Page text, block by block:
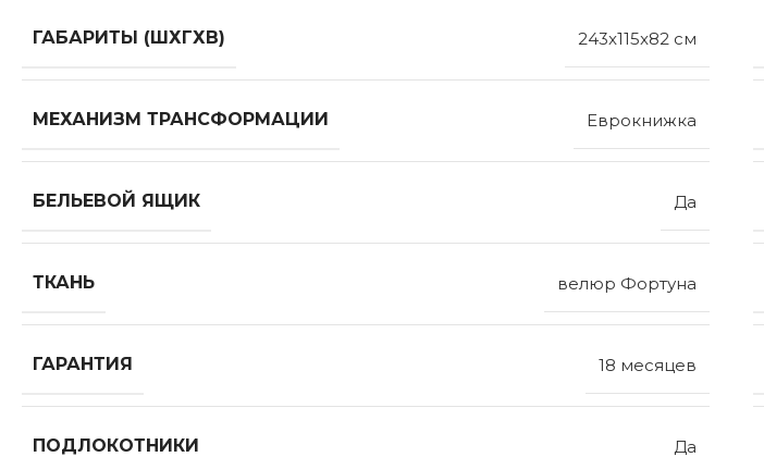
ГАБАРИТЫ (ШХГХВ) 243x115x82 см
МЕХАНИЗМ ТРАНСФОРМАЦИИ Еврокнижка
БЕЛЬЕВОЙ ЯЩИК Да
ТКАНЬ велюр Фортуна
ГАРАНТИЯ 18 месяцев
ПОДЛОКОТНИКИ Да